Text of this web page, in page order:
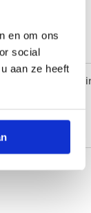
en om ons
social
aan ze heeft
Slingbag –